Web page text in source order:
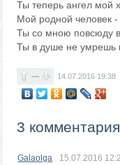
Ты теперь ангел мой
Мой родной человек -
Ты со мною повсюду
Ты в душе не умрешь
— 14.07.2016 19:38
3 комментария
Galaolga 15.07.2016